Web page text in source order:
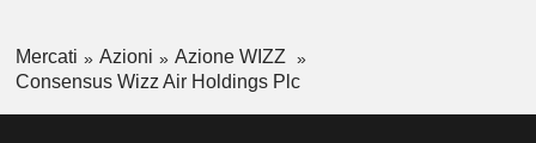
Mercati Azioni
Azione WIZZ
Consensus Wizz Air Holdings Plc